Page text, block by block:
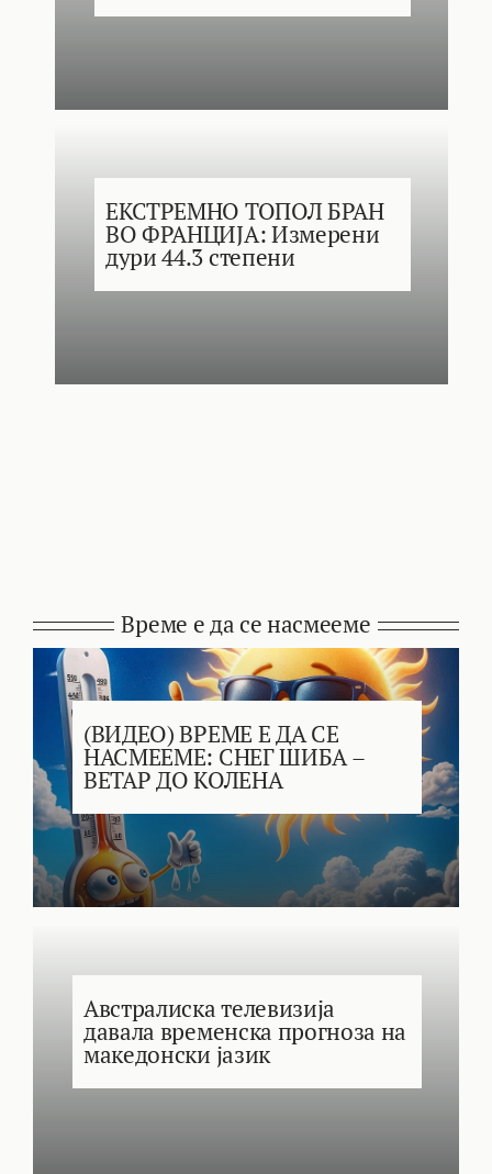
ЕКСТРЕМНО ТОПОЛ БРАН
ВО ФРАНЦИЈА: Измерени
дури 44.3 степени
Време е да се насмееме
(ВИДЕО) ВРЕМЕ Е ДА СЕ
НАСМЕЕМЕ: СНЕГ ШИБА –
ВЕТАР ДО КОЛЕНА
Австралиска телевизија
давала временска прогноза на
македонски јазик